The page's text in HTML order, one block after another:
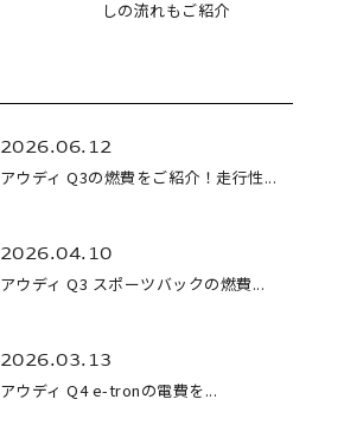
しの流れもご紹介
2026.06.12
アウディ Q3の燃費をご紹介！走行性...
2026.04.10
アウディ Q3 スポーツバックの燃費...
2026.03.13
アウディ Q4 e-tronの電費を...